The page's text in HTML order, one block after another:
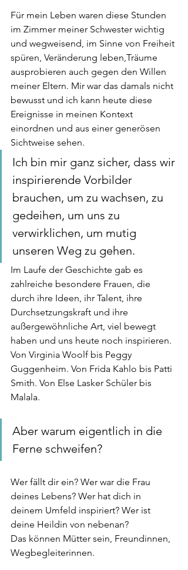
Für mein Leben waren diese Stunden
im Zimmer meiner Schwester wichtig
und wegweisend, im Sinne von Freiheit
spüren, Veränderung leben,Träume
ausprobieren auch gegen den Willen
meiner Eltern. Mir war das damals nicht
bewusst und ich kann heute diese
Ereignisse in meinen Kontext
einordnen und aus einer generösen
Sichtweise sehen.
Ich bin mir ganz sicher, dass wir
inspirierende Vorbilder
brauchen, um zu wachsen, zu
gedeihen, um uns zu
verwirklichen, um mutig
unseren Weg zu gehen.
Im Laufe der Geschichte gab es
zahlreiche besondere Frauen, die
durch ihre Ideen, ihr Talent, ihre
Durchsetzungskraft und ihre
außergewöhnliche Art, viel bewegt
haben und uns heute noch inspirieren.
Von Virginia Woolf bis Peggy
Guggenheim. Von Frida Kahlo bis Patti
Smith. Von Else Lasker Schüler bis
Malala.
Aber warum eigentlich in die
Ferne schweifen?
Wer fällt dir ein? Wer war die Frau
deines Lebens? Wer hat dich in
deinem Umfeld inspiriert? Wer ist
deine Heildin von nebenan?
Das können Mütter sein, Freundinnen,
Wegbegleiterinnen.